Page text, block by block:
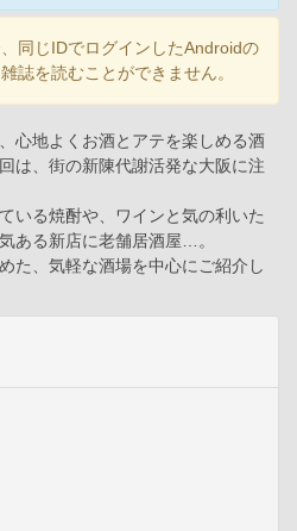
同じIDでログインしたAndroidの
誌を読むことができません。
心地よくお酒とアテを楽しめる酒
は、街の新陳代謝活発な大阪に注
いる焼酎や、ワインと気の利いた
ある新店に老舗居酒屋…。
た、気軽な酒場を中心にご紹介し